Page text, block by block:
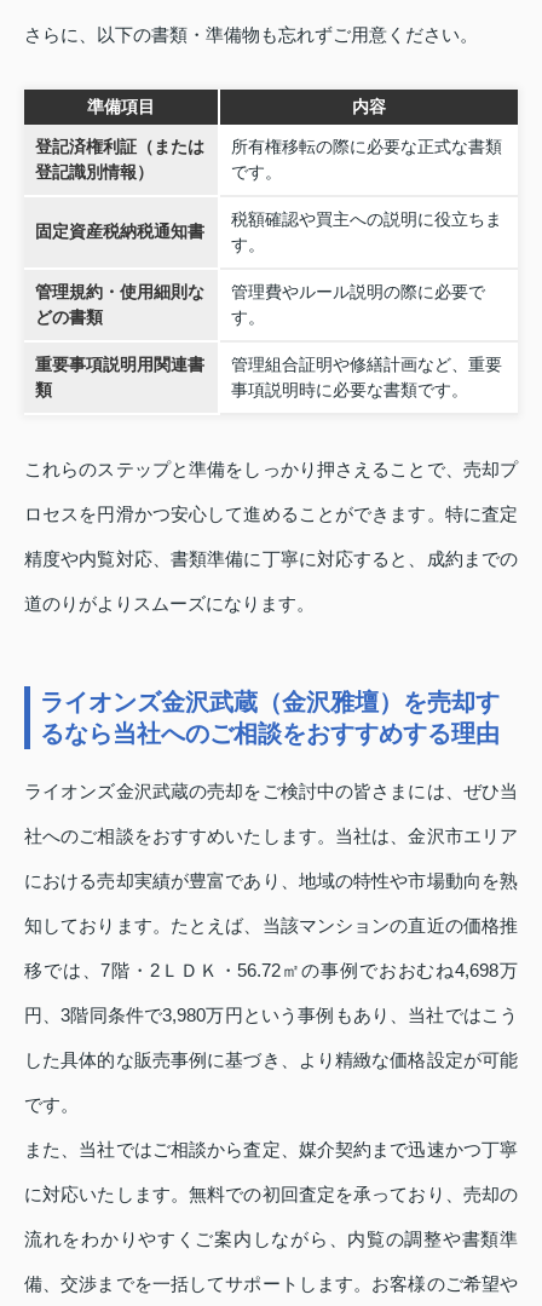
さらに、以下の書類・準備物も忘れずご用意ください。
準備項目 内容
登記済権利証（または
登記識別情報）
所有権移転の際に必要な正式な書類
です。
固定資産税納税通知書
税額確認や買主への説明に役立ちま
す。
管理規約・使用細則な
どの書類
管理費やルール説明の際に必要で
す。
重要事項説明用関連書
類
管理組合証明や修繕計画など、重要
事項説明時に必要な書類です。
これらのステップと準備をしっかり押さえることで、売却プ
ロセスを円滑かつ安心して進めることができます。特に査定
精度や内覧対応、書類準備に丁寧に対応すると、成約までの
道のりがよりスムーズになります。
ライオンズ金沢武蔵（金沢雅壇）を売却す
るなら当社へのご相談をおすすめする理由
ライオンズ金沢武蔵の売却をご検討中の皆さまには、ぜひ当
社へのご相談をおすすめいたします。当社は、金沢市エリア
における売却実績が豊富であり、地域の特性や市場動向を熟
知しております。たとえば、当該マンションの直近の価格推
移では、7階・2ＬＤＫ・56.72㎡の事例でおおむね4,698万
円、3階同条件で3,980万円という事例もあり、当社ではこう
した具体的な販売事例に基づき、より精緻な価格設定が可能
です。
また、当社ではご相談から査定、媒介契約まで迅速かつ丁寧
に対応いたします。無料での初回査定を承っており、売却の
流れをわかりやすくご案内しながら、内覧の調整や書類準
備、交渉までを一括してサポートします。お客様のご希望や